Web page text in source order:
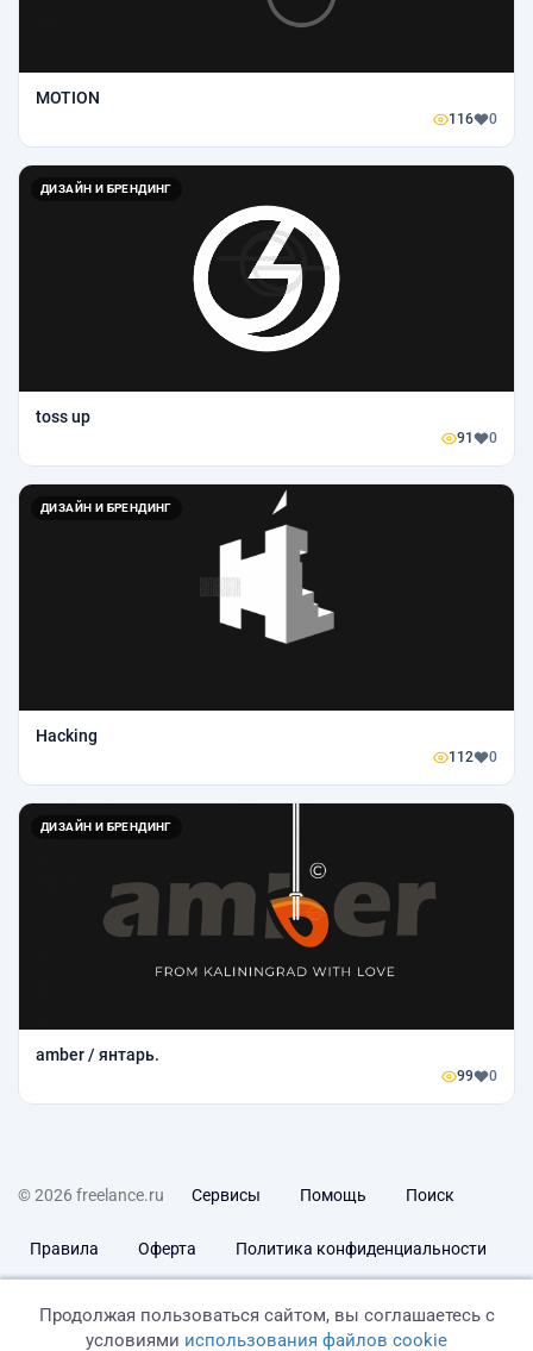
MOTION
116 0
ДИЗАЙН И БРЕНДИНГ
toss up
91 0
ДИЗАЙН И БРЕНДИНГ
Hacking
112 0
ДИЗАЙН И БРЕНДИНГ
amber / янтарь.
99 0
© 2026 freelance.ru Сервисы Помощь Поиск
Правила Оферта Политика конфиденциальности
Продолжая пользоваться сайтом, вы соглашаетесь с
условиями использования файлов cookie